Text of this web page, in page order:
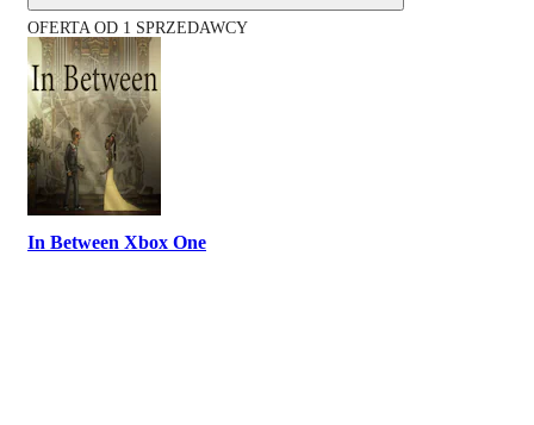
OFERTA OD 1 SPRZEDAWCY
In Between Xbox One